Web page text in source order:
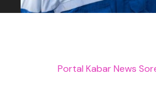
Portal Kabar News